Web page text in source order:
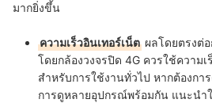
มากยิ่งขึ้น
ความเร็วอินเทอร์เน็ต ผลโดยตรงต่
โดยกล้องวงจรปิด 4G ควรใช้ความเ
สำหรับการใช้งานทั่วไป หากต้องก
การดูหลายอุปกรณ์พร้อมกัน แนะนำ